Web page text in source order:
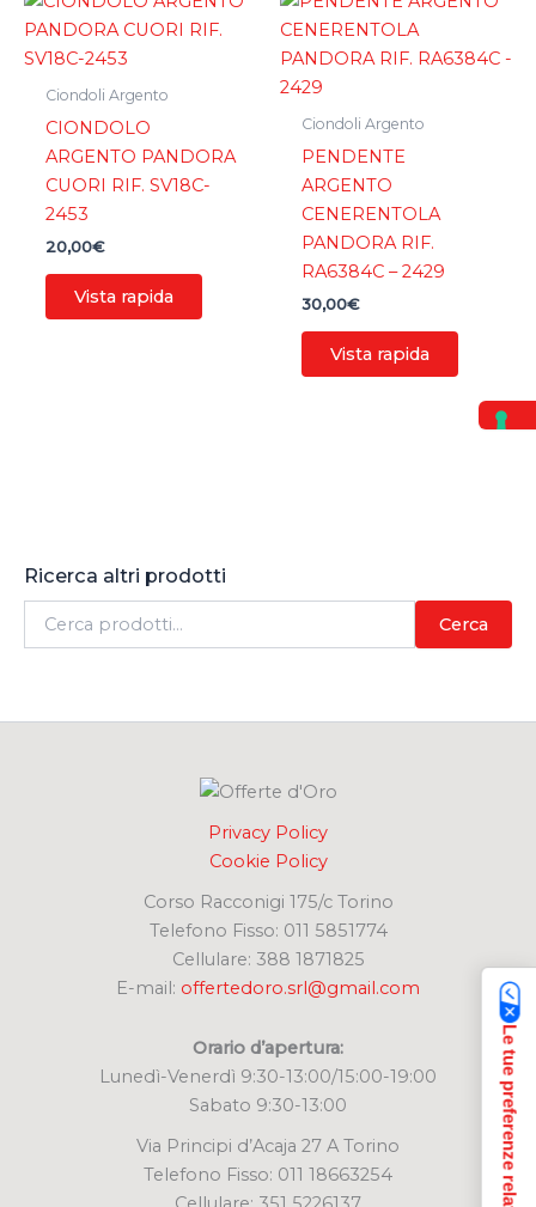
Ricerca altri prodotti
Cerca
Ciondoli Argento
CIONDOLO
ARGENTO PANDORA
CUORI RIF. SV18C-
2453
20,00€
Vista rapida
Ciondoli Argento
PENDENTE
ARGENTO
CENERENTOLA
PANDORA RIF.
RA6384C – 2429
30,00€
Vista rapida
Privacy Policy
Cookie Policy
Corso Racconigi 175/c Torino
Telefono Fisso: 011 5851774
Cellulare: 388 1871825
E-mail: offertedoro.srl@gmail.com
Orario d’apertura:
Lunedì-Venerdì 9:30-13:00/15:00-19:00
Sabato 9:30-13:00
Via Principi d’Acaja 27 A Torino
Telefono Fisso: 011 18663254